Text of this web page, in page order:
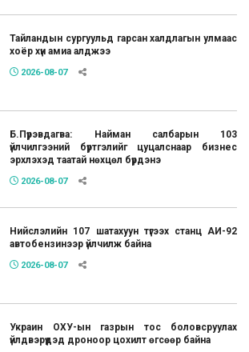
Тайландын сургуульд гарсан халдлагын улмаас
хоёр хүн амиа алджээ
2026-08-07
Б.Пүрэвдагва: Найман салбарын 103
үйлчилгээний бүртгэлийг цуцалснаар бизнес
эрхлэхэд таатай нөхцөл бүрдэнэ
2026-08-07
Нийслэлийн 107 шатахуун түгээх станц АИ-92
автобензинээр үйлчилж байна
2026-08-07
Украин ОХУ-ын газрын тос боловсруулах
үйлдвэрүүдэд дроноор цохилт өгсөөр байна